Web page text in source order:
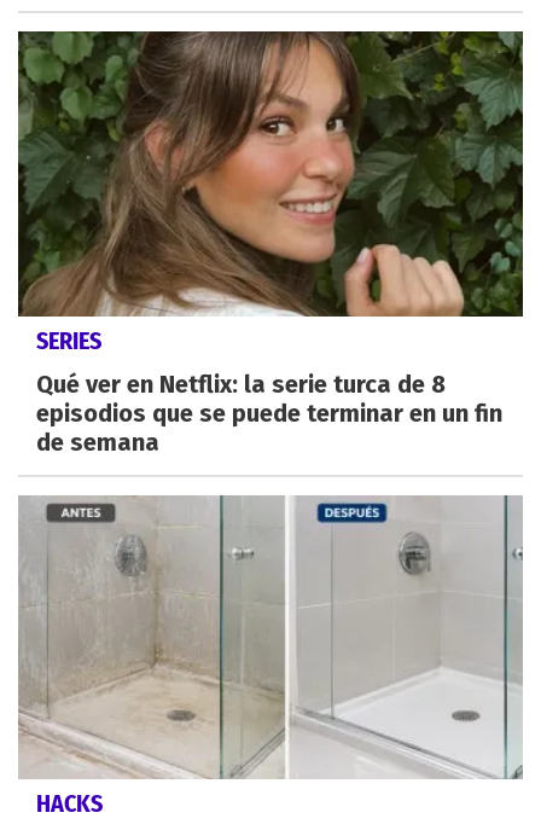
SERIES
Qué ver en Netflix: la serie turca de 8
episodios que se puede terminar en un fin
de semana
HACKS